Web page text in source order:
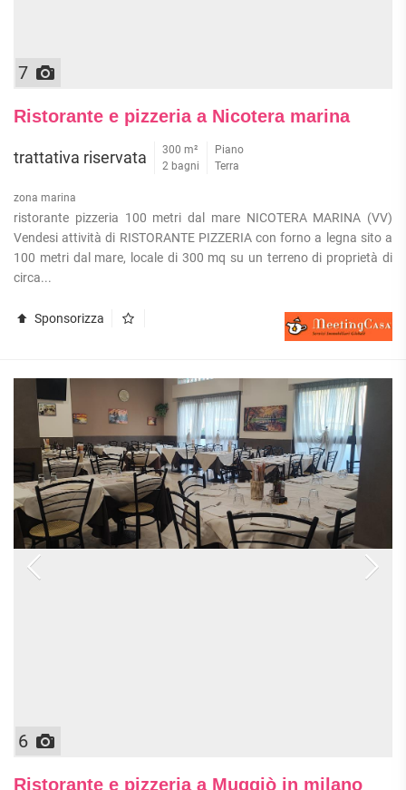
7
Ristorante e pizzeria a Nicotera marina
trattativa riservata
300 m²
2 bagni
Piano
Terra
zona marina
ristorante pizzeria 100 metri dal mare NICOTERA MARINA (VV)
Vendesi attività di RISTORANTE PIZZERIA con forno a legna sito a
100 metri dal mare, locale di 300 mq su un terreno di proprietà di
circa...
Sponsorizza
6
Ristorante e pizzeria a Muggiò in milano